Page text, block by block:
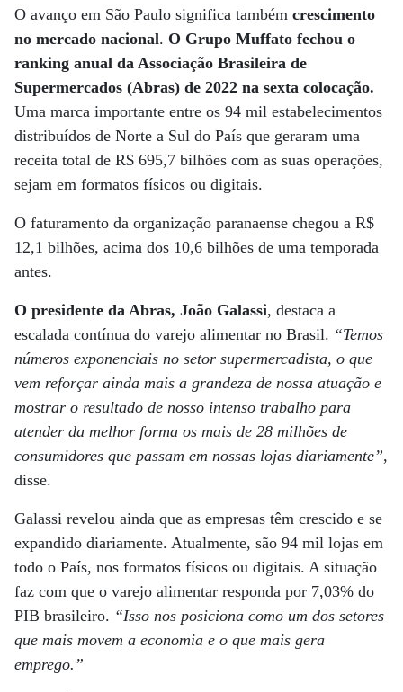
O avanço em São Paulo significa também crescimento
no mercado nacional. O Grupo Muffato fechou o
ranking anual da Associação Brasileira de
Supermercados (Abras) de 2022 na sexta colocação.
Uma marca importante entre os 94 mil estabelecimentos
distribuídos de Norte a Sul do País que geraram uma
receita total de R$ 695,7 bilhões com as suas operações,
sejam em formatos físicos ou digitais.
O faturamento da organização paranaense chegou a R$
12,1 bilhões, acima dos 10,6 bilhões de uma temporada
antes.
O presidente da Abras, João Galassi, destaca a
escalada contínua do varejo alimentar no Brasil. “Temos
números exponenciais no setor supermercadista, o que
vem reforçar ainda mais a grandeza de nossa atuação e
mostrar o resultado de nosso intenso trabalho para
atender da melhor forma os mais de 28 milhões de
consumidores que passam em nossas lojas diariamente”,
disse.
Galassi revelou ainda que as empresas têm crescido e se
expandido diariamente. Atualmente, são 94 mil lojas em
todo o País, nos formatos físicos ou digitais. A situação
faz com que o varejo alimentar responda por 7,03% do
PIB brasileiro. “Isso nos posiciona como um dos setores
que mais movem a economia e o que mais gera
emprego.”